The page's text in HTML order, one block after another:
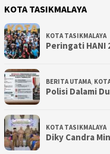
KOTA TASIKMALAYA
KOTA TASIKMALAYA
Peringati HANI
BERITA UTAMA,
Polisi Dalami
KOTA TASIKMALAYA
Diky Candra